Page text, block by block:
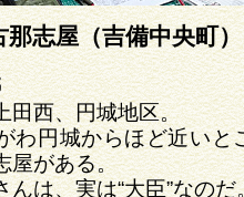
那志屋（吉備中央
田西、円城地区。
わ円城からほど近いと
屋がある。
んは、実は“大臣”なのだ